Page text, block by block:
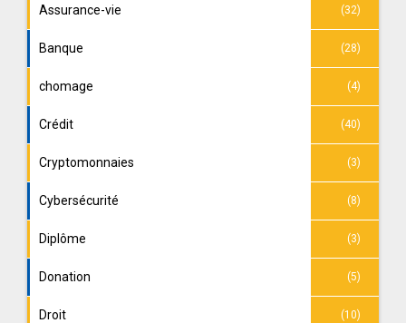
Assurance-vie (32)
Banque (28)
chomage (4)
Crédit (40)
Cryptomonnaies (3)
Cybersécurité (8)
Diplôme (3)
Donation (5)
Droit (10)